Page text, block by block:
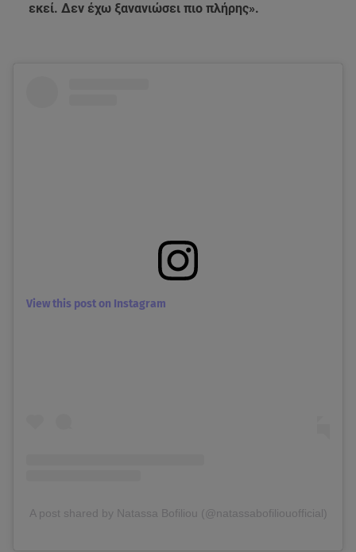
εκεί. Δεν έχω ξανανιώσει πιο πλήρης».
View this post on Instagram
A post shared by Natassa Bofiliou (@natassabofiliouofficial)